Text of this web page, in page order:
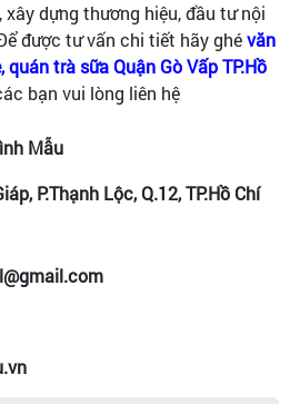
dựng thương hiệu, đầu tư nội
được tư vấn chi tiết hãy ghévăn
trà sữa Quận Gò Vấp TP.Hồ
bạn vui lòng liên hệ
Mẫu
P.Thạnh Lộc, Q.12, TP.Hồ Chí